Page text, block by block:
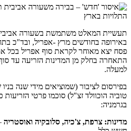
תעשיית המאלט משתמשת בשעורה
באירופה בחודשים מרץ -אפריל, ובד"כ
פסח יצא מאוחר לקראת סוף אפריל בכל
התאחרה בחלק מן המדינות הזריעה עד
למעלה.
בפירסום לציבור (שמוציאים מידי שנה
טוביה הוכוולד זצ"ל) סוכמו פרטי
בגרמניה:
מדינות: צרפת, צ'כיה, סלובקיה ואוסטריה